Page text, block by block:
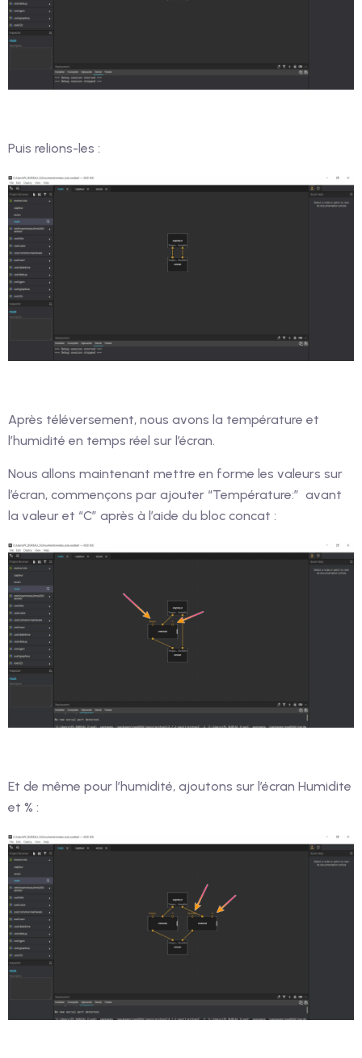
Puis relions-les :
Après téléversement, nous avons la température et
l’humidité en temps réel sur l’écran.
Nous allons maintenant mettre en forme les valeurs sur
l’écran, commençons par ajouter “Température:” avant
la valeur et “C” après à l’aide du bloc concat :
Et de même pour l’humidité, ajoutons sur l’écran Humidite
et % :